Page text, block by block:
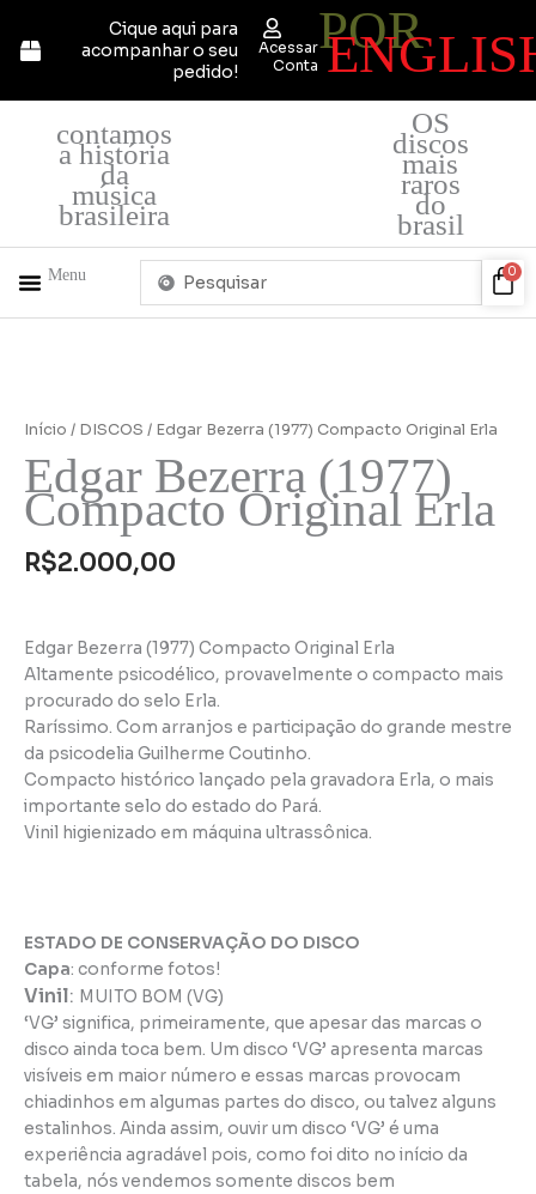
para
Cique aqui para
acompanhar o seu
pedido!
Acessar
Conta
POR
contamos
a história
da
música
brasileira
OS
discos
mais
raros
do
brasil
Menu
Pesquisar
0
Início / DISCOS / Edgar Bezerra (1977) Compacto Original Erla
Edgar Bezerra (1977)
Compacto Original Erla
R$2.000,00
Edgar Bezerra (1977) Compacto Original Erla
Altamente psicodélico, provavelmente o compacto mais
procurado do selo Erla.
Raríssimo. Com arranjos e participação do grande mestre
da psicodelia Guilherme Coutinho.
Compacto histórico lançado pela gravadora Erla, o mais
importante selo do estado do Pará.
Vinil higienizado em máquina ultrassônica.
ESTADO DE CONSERVAÇÃO DO DISCO
Capa: conforme fotos!
Vinil: MUITO BOM (VG)
‘VG’ significa, primeiramente, que apesar das marcas o
disco ainda toca bem. Um disco ‘VG’ apresenta marcas
visíveis em maior número e essas marcas provocam
chiadinhos em algumas partes do disco, ou talvez alguns
estalinhos. Ainda assim, ouvir um disco ‘VG’ é uma
experiência agradável pois, como foi dito no início da
tabela, nós vendemos somente discos bem